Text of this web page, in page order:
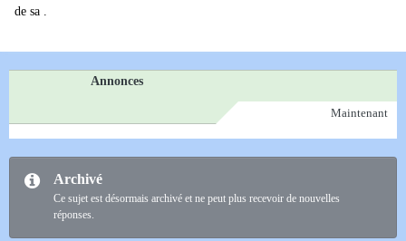
de sa .
Annonces
Maintenant
Archivé
Ce sujet est désormais archivé et ne peut plus recevoir de nouvelles
réponses.